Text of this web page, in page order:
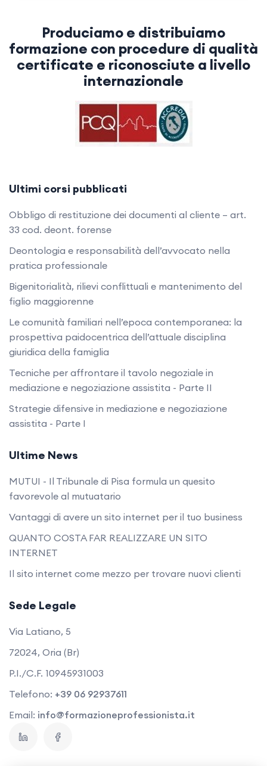
Produciamo e distribuiamo
formazione con procedure di qualità
certificate e riconosciute a livello
internazionale
Ultimi corsi pubblicati
Obbligo di restituzione dei documenti al cliente – art.
33 cod. deont. forense
Deontologia e responsabilità dell’avvocato nella
pratica professionale
Bigenitorialità, rilievi conflittuali e mantenimento del
figlio maggiorenne
Le comunità familiari nell’epoca contemporanea: la
prospettiva paidocentrica dell’attuale disciplina
giuridica della famiglia
Tecniche per affrontare il tavolo negoziale in
mediazione e negoziazione assistita - Parte II
Strategie difensive in mediazione e negoziazione
assistita - Parte I
Ultime News
MUTUI - Il Tribunale di Pisa formula un quesito
favorevole al mutuatario
Vantaggi di avere un sito internet per il tuo business
QUANTO COSTA FAR REALIZZARE UN SITO
INTERNET
Il sito internet come mezzo per trovare nuovi clienti
Sede Legale
Via Latiano, 5
72024, Oria (Br)
P.I./C.F. 10945931003
Telefono: +39 06 92937611
Email: info@formazioneprofessionista.it